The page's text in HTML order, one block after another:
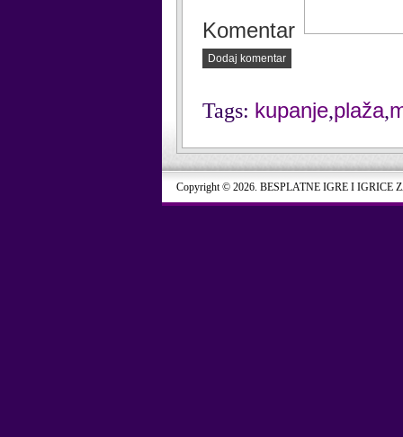
Komentar
Dodaj komentar
Tags: kupanje,plaža,
Copyright © 2026. BESPLATNE IGRE I IGRICE